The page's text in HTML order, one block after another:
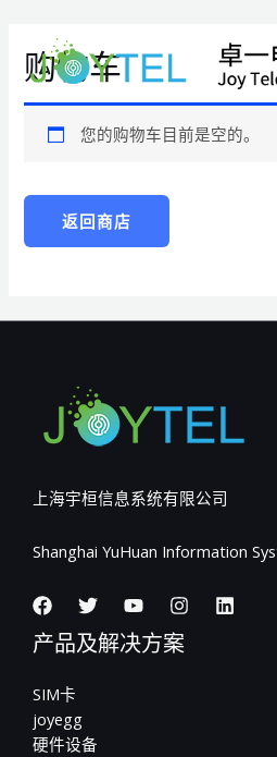
购物车
您的购物车目前是空的。
返回商店
上海宇桓信息系统有限公司
Shanghai YuHuan Information
产品及解决方案
SIM卡
joyegg
硬件设备